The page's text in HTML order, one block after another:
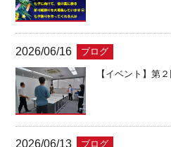
2026/06/16 ブログ
【イベント】第
2026/06/13 ブログ